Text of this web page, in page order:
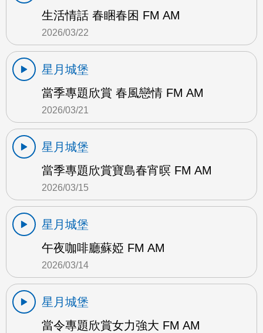
生活情話 春睏春困 FM AM
2026/03/22
星月城堡
當季專題欣賞 春風戀情 FM AM
2026/03/21
星月城堡
當季專題欣賞寶島春宵暝 FM AM
2026/03/15
星月城堡
午夜咖啡廳蘇婭 FM AM
2026/03/14
星月城堡
當令專題欣賞女力強大 FM AM